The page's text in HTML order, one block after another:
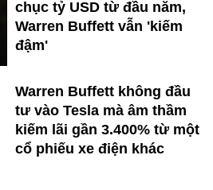
chục tỷ USD từ đầu năm,
Warren Buffett vẫn 'kiếm
đậm'
Warren Buffett không đầu
tư vào Tesla mà âm thầm
kiếm lãi gần 3.400% từ một
cổ phiếu xe điện khác